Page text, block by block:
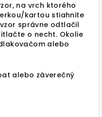
na vrch ktorého
kartou stiahnite
správne odtlačil
o necht. Okolie
alebo
alebo záverečný